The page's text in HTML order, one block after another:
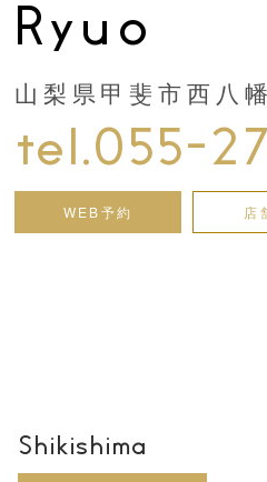
Ryuo
山梨県甲斐市西八
tel.055-
WEB予約 店
Shikishima